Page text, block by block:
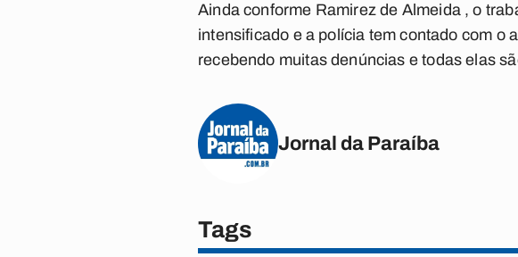
Ainda conforme Ramirez de Almeida , o
intensificado e a polícia tem contado com o
recebendo muitas denúncias e todas elas
Jornal da Paraíba
Tags